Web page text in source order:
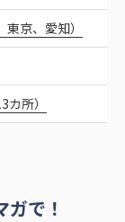
京、愛知）
所）
で！